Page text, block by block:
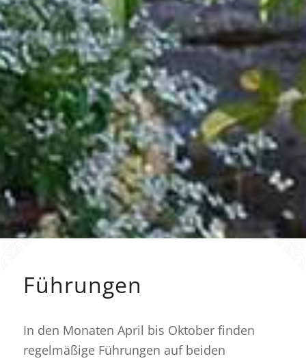
Führungen
In den Monaten April bis Oktober finden
regelmäßige Führungen auf beiden